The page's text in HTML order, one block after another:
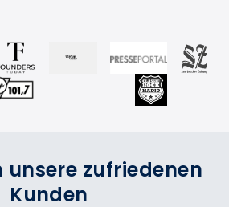
unsere zufriedenen
Kunden